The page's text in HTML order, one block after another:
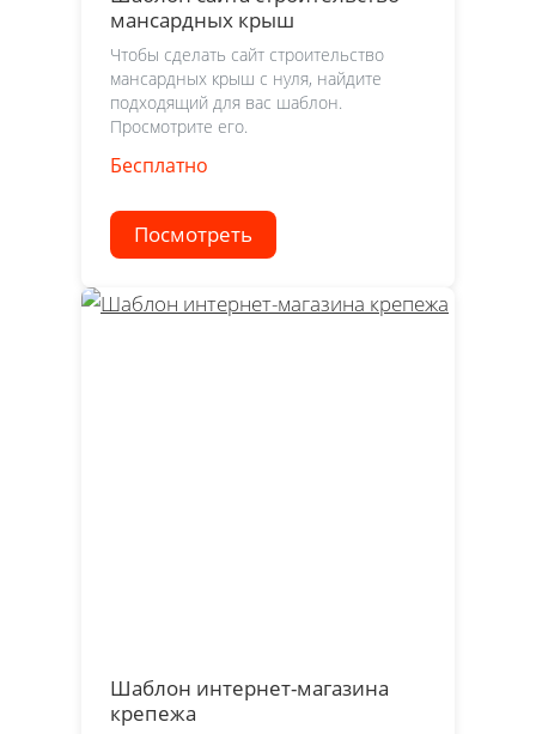
мансардных крыш
Чтобы сделать сайт строительство
мансардных крыш с нуля, найдите
подходящий для вас шаблон.
Просмотрите его.
Бесплатно
Посмотреть
Шаблон интернет-магазина
крепежа